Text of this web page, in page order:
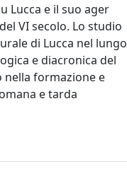
Lucca e il suo ager
VI secolo. Lo studio
di Lucca nel lungo
e diacronica del
formazione e
e tarda